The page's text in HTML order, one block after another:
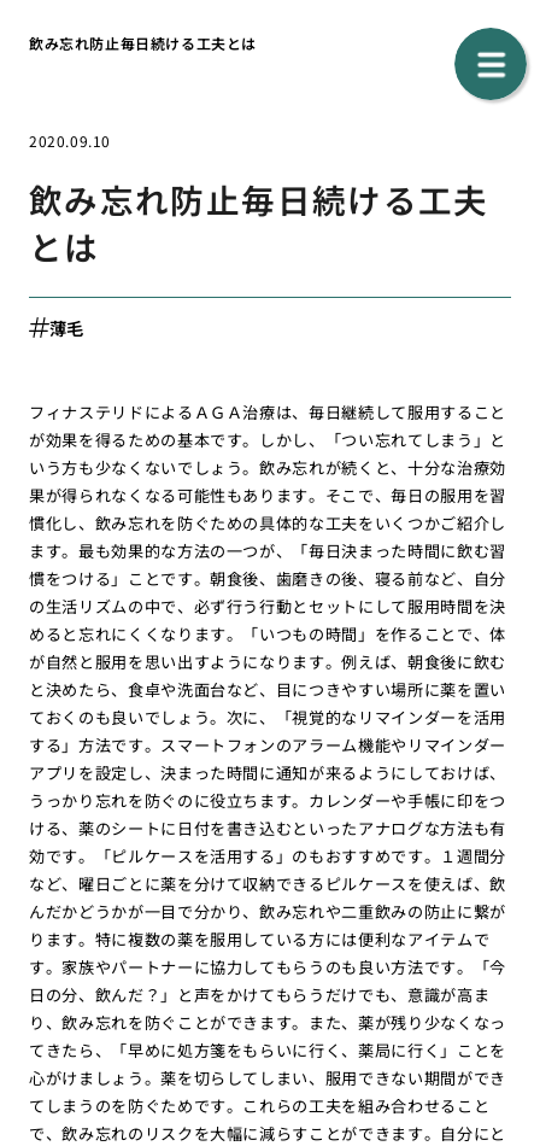
飲み忘れ防止毎日続ける工夫とは
2020.09.10
飲み忘れ防止毎日続ける工夫
とは
薄毛
フィナステリドによるＡＧＡ治療は、毎日継続して服用すること
が効果を得るための基本です。しかし、「つい忘れてしまう」と
いう方も少なくないでしょう。飲み忘れが続くと、十分な治療効
果が得られなくなる可能性もあります。そこで、毎日の服用を習
慣化し、飲み忘れを防ぐための具体的な工夫をいくつかご紹介し
ます。最も効果的な方法の一つが、「毎日決まった時間に飲む習
慣をつける」ことです。朝食後、歯磨きの後、寝る前など、自分
の生活リズムの中で、必ず行う行動とセットにして服用時間を決
めると忘れにくくなります。「いつもの時間」を作ることで、体
が自然と服用を思い出すようになります。例えば、朝食後に飲む
と決めたら、食卓や洗面台など、目につきやすい場所に薬を置い
ておくのも良いでしょう。次に、「視覚的なリマインダーを活用
する」方法です。スマートフォンのアラーム機能やリマインダー
アプリを設定し、決まった時間に通知が来るようにしておけば、
うっかり忘れを防ぐのに役立ちます。カレンダーや手帳に印をつ
ける、薬のシートに日付を書き込むといったアナログな方法も有
効です。「ピルケースを活用する」のもおすすめです。１週間分
など、曜日ごとに薬を分けて収納できるピルケースを使えば、飲
んだかどうかが一目で分かり、飲み忘れや二重飲みの防止に繋が
ります。特に複数の薬を服用している方には便利なアイテムで
す。家族やパートナーに協力してもらうのも良い方法です。「今
日の分、飲んだ？」と声をかけてもらうだけでも、意識が高ま
り、飲み忘れを防ぐことができます。また、薬が残り少なくなっ
てきたら、「早めに処方箋をもらいに行く、薬局に行く」ことを
心がけましょう。薬を切らしてしまい、服用できない期間ができ
てしまうのを防ぐためです。これらの工夫を組み合わせること
で、飲み忘れのリスクを大幅に減らすことができます。自分にと